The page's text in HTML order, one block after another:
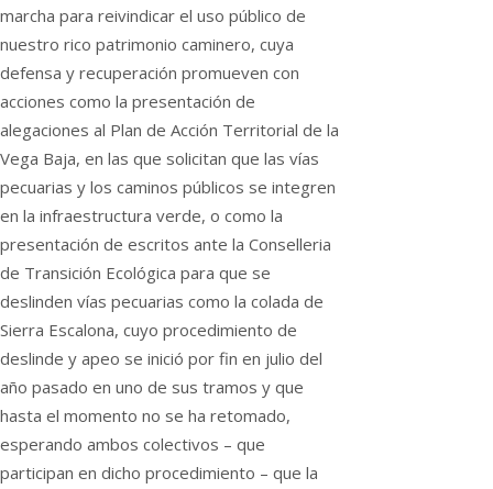
marcha para reivindicar el uso público de
nuestro rico patrimonio caminero, cuya
defensa y recuperación promueven con
acciones como la presentación de
alegaciones al Plan de Acción Territorial de la
Vega Baja, en las que solicitan que las vías
pecuarias y los caminos públicos se integren
en la infraestructura verde, o como la
presentación de escritos ante la Conselleria
de Transición Ecológica para que se
deslinden vías pecuarias como la colada de
Sierra Escalona, cuyo procedimiento de
deslinde y apeo se inició por fin en julio del
año pasado en uno de sus tramos y que
hasta el momento no se ha retomado,
esperando ambos colectivos – que
participan en dicho procedimiento – que la